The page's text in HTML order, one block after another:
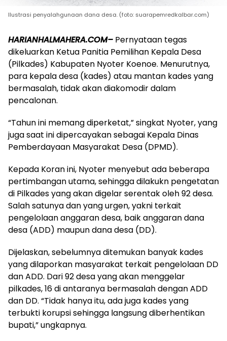
Ilustrasi penyalahgunaan dana desa. (foto: suarapemredkalbar.com)
HARIANHALMAHERA.COM– Pernyataan tegas
dikeluarkan Ketua Panitia Pemilihan Kepala Desa
(Pilkades) Kabupaten Nyoter Koenoe. Menurutnya,
para kepala desa (kades) atau mantan kades yang
bermasalah, tidak akan diakomodir dalam
pencalonan.
“Tahun ini memang diperketat,” singkat Nyoter, yang
juga saat ini dipercayakan sebagai Kepala Dinas
Pemberdayaan Masyarakat Desa (DPMD).
Kepada Koran ini, Nyoter menyebut ada beberapa
pertimbangan utama, sehingga dilakukn pengetatan
di Pilkades yang akan digelar serentak oleh 92 desa.
Salah satunya dan yang urgen, yakni terkait
pengelolaan anggaran desa, baik anggaran dana
desa (ADD) maupun dana desa (DD).
Dijelaskan, sebelumnya ditemukan banyak kades
yang dilaporkan masyarakat terkait pengelolaan DD
dan ADD. Dari 92 desa yang akan menggelar
pilkades, 16 di antaranya bermasalah dengan ADD
dan DD. “Tidak hanya itu, ada juga kades yang
terbukti korupsi sehingga langsung diberhentikan
bupati,” ungkapnya.